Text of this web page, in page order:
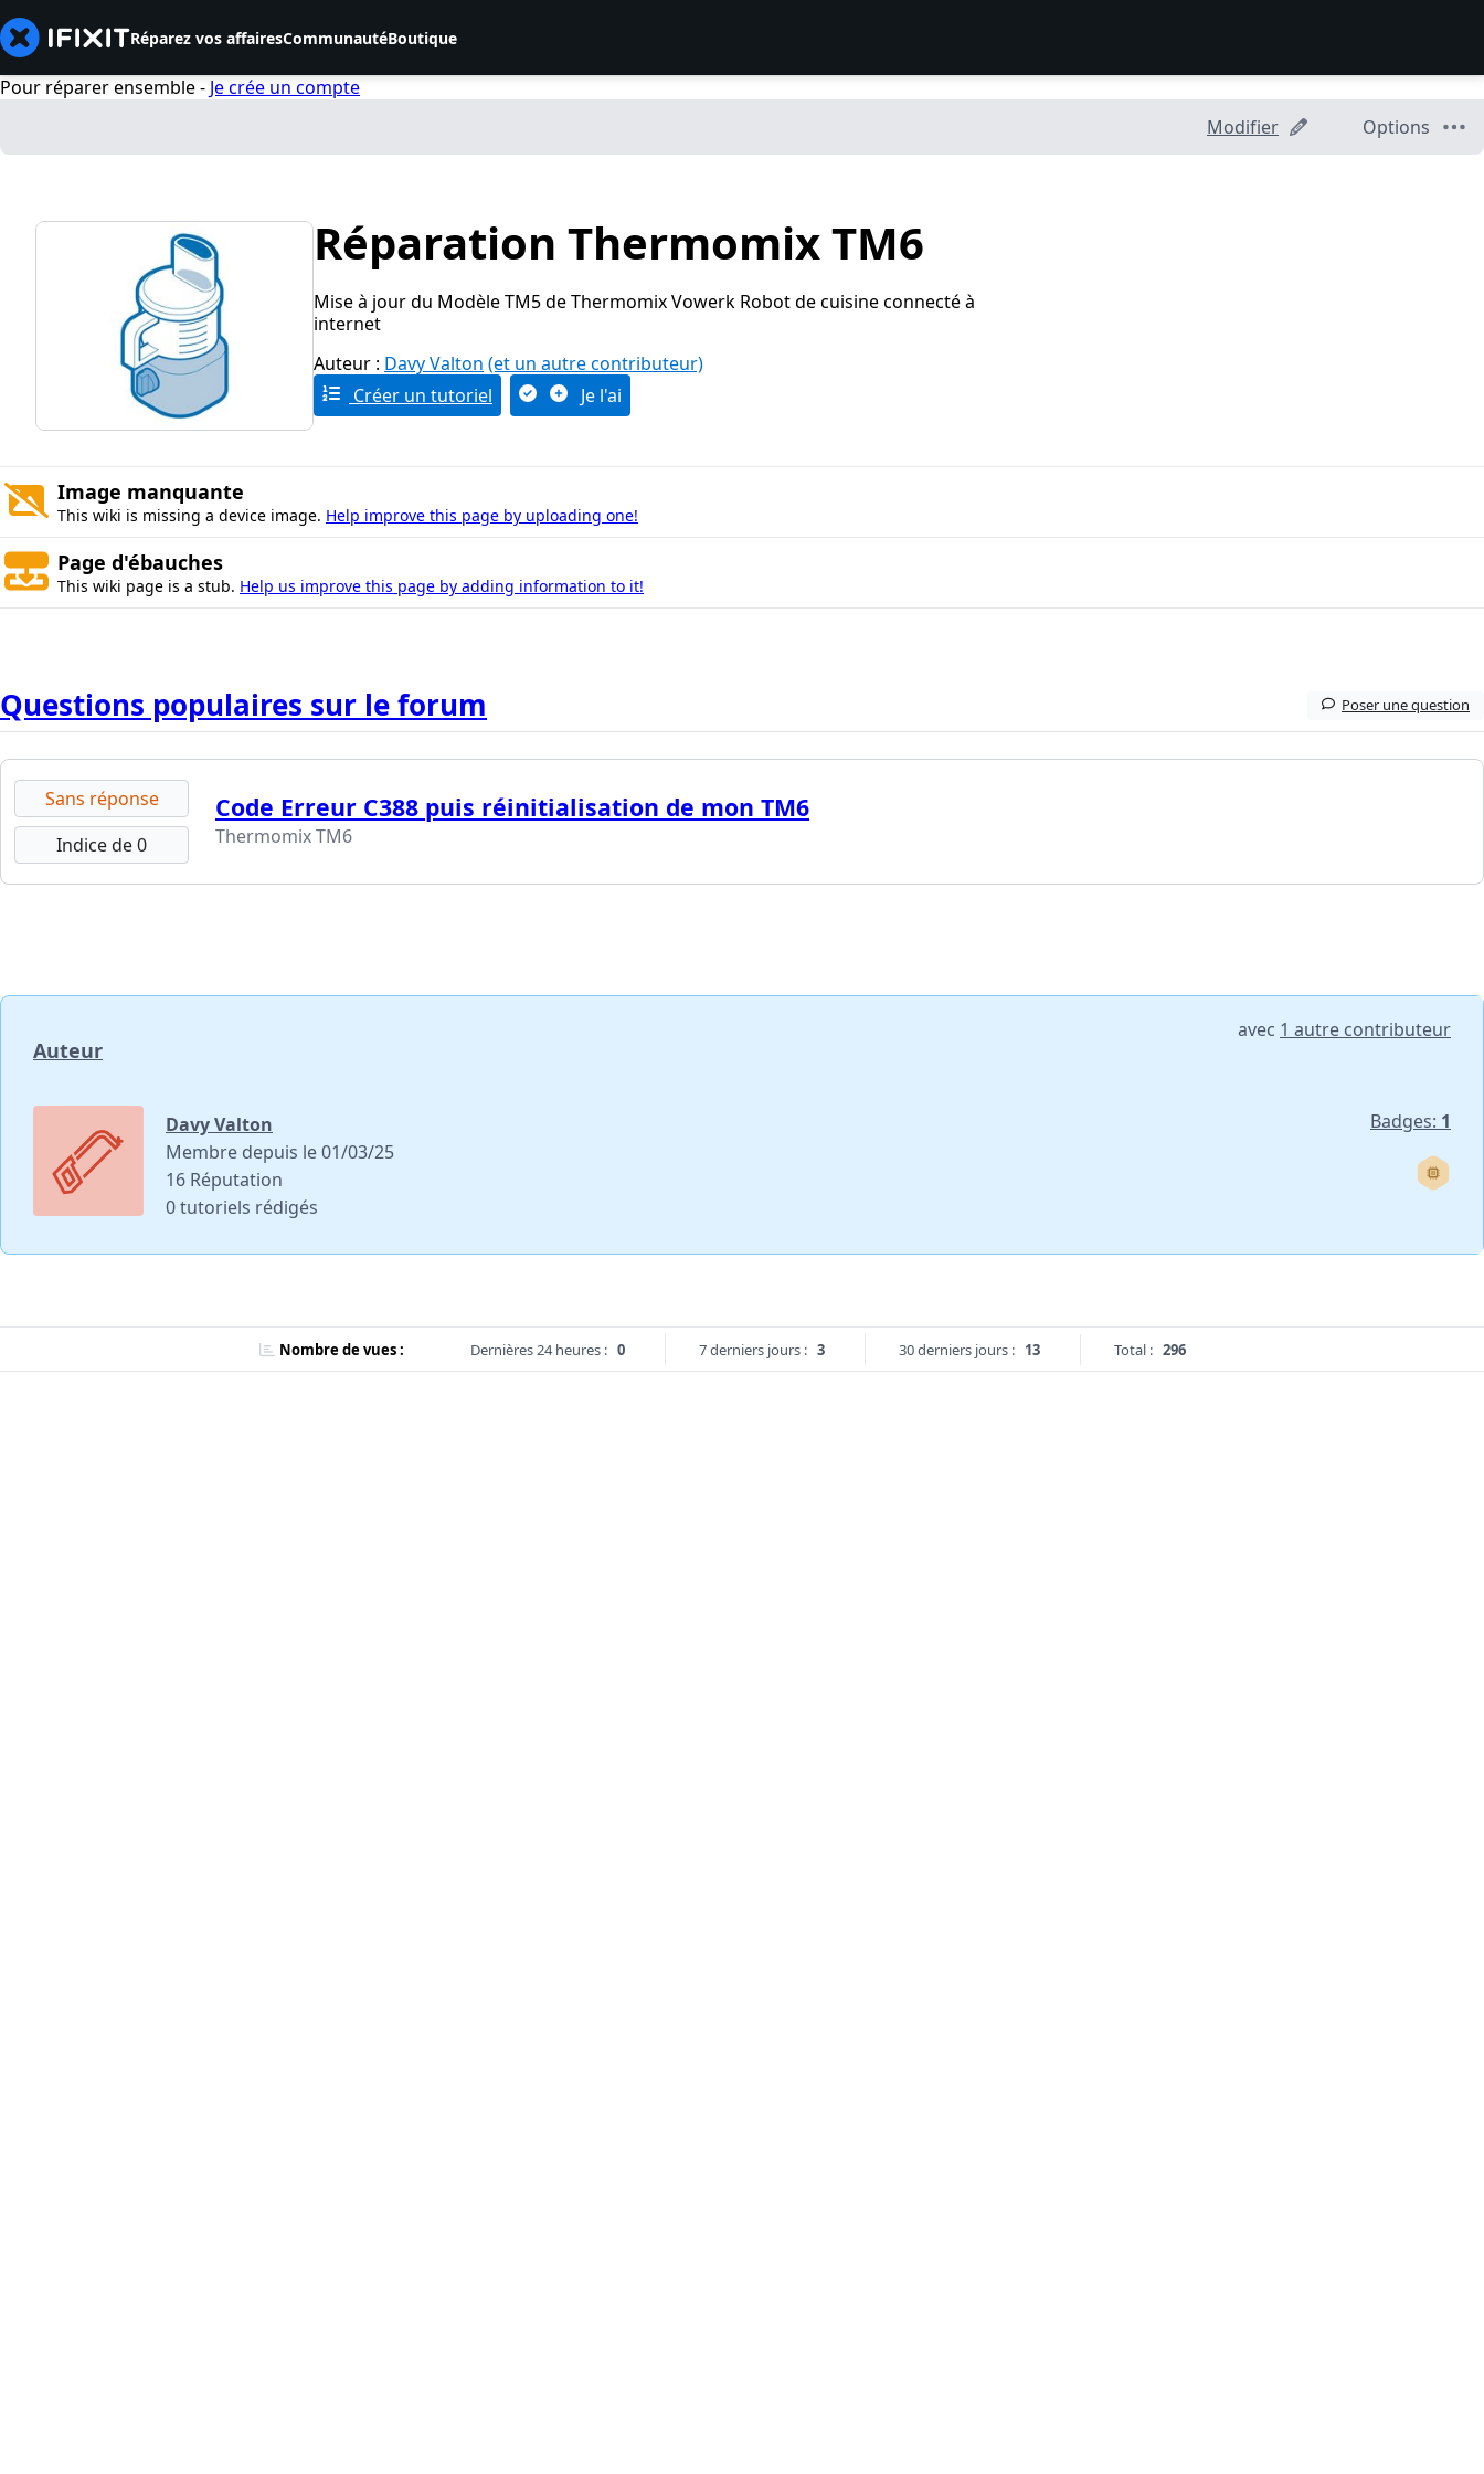
Réparez vos affairesCommunautéBoutique
Pour réparer ensemble - Je crée un compte
Modifier
Options
Réparation Thermomix TM6
Mise à jour du Modèle TM5 de Thermomix Vowerk Robot de cuisine connecté à
internet
Auteur : Davy Valton (et un autre contributeur)
Créer un tutoriel
Je l'ai
Image manquante
This wiki is missing a device image. Help improve this page by uploading one!
Page d'ébauches
This wiki page is a stub. Help us improve this page by adding information to it!
Questions populaires sur le forum Poser une question
Sans réponse
Indice de 0
Code Erreur C388 puis réinitialisation de mon TM6
Thermomix TM6
Auteur
avec 1 autre contributeur
Davy Valton
Membre depuis le 01/03/25
16 Réputation
0 tutoriels rédigés
Badges: 1
Nombre de vues : Dernières 24 heures : 0 7 derniers jours : 3 30 derniers jours : 13 Total : 296